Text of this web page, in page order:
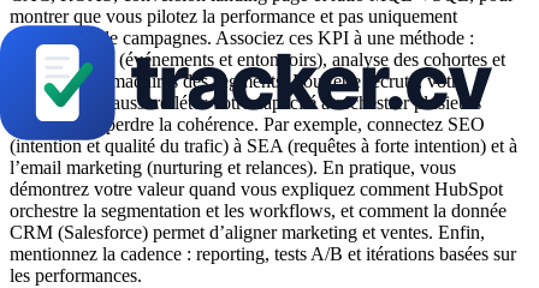
montrer que vous pilotez la performance et pas uniquement
l’animation de campagnes. Associez ces KPI à une méthode :
tracking GA4 (événements et entonnoirs), analyse des cohortes et
revues hebdomadaires des segments. Pour être recruté, votre
message doit aussi refléter votre capacité à orchestrer plusieurs
canaux sans perdre la cohérence. Par exemple, connectez SEO
(intention et qualité du trafic) à SEA (requêtes à forte intention) et à
l’email marketing (nurturing et relances). En pratique, vous
démontrez votre valeur quand vous expliquez comment HubSpot
orchestre la segmentation et les workflows, et comment la donnée
CRM (Salesforce) permet d’aligner marketing et ventes. Enfin,
mentionnez la cadence : reporting, tests A/B et itérations basées sur
les performances.